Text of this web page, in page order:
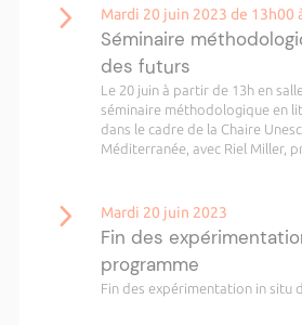
Mardi 20 juin 2023 de 13h00
Séminaire
des futurs
Le 20 juin à partir de 13h en
séminaire méthodologique en
dans le cadre de la Chaire
Méditerranée, avec Riel Miller,
Mardi 20 juin 2023
Fin des
programme
Fin des expérimentation in situ